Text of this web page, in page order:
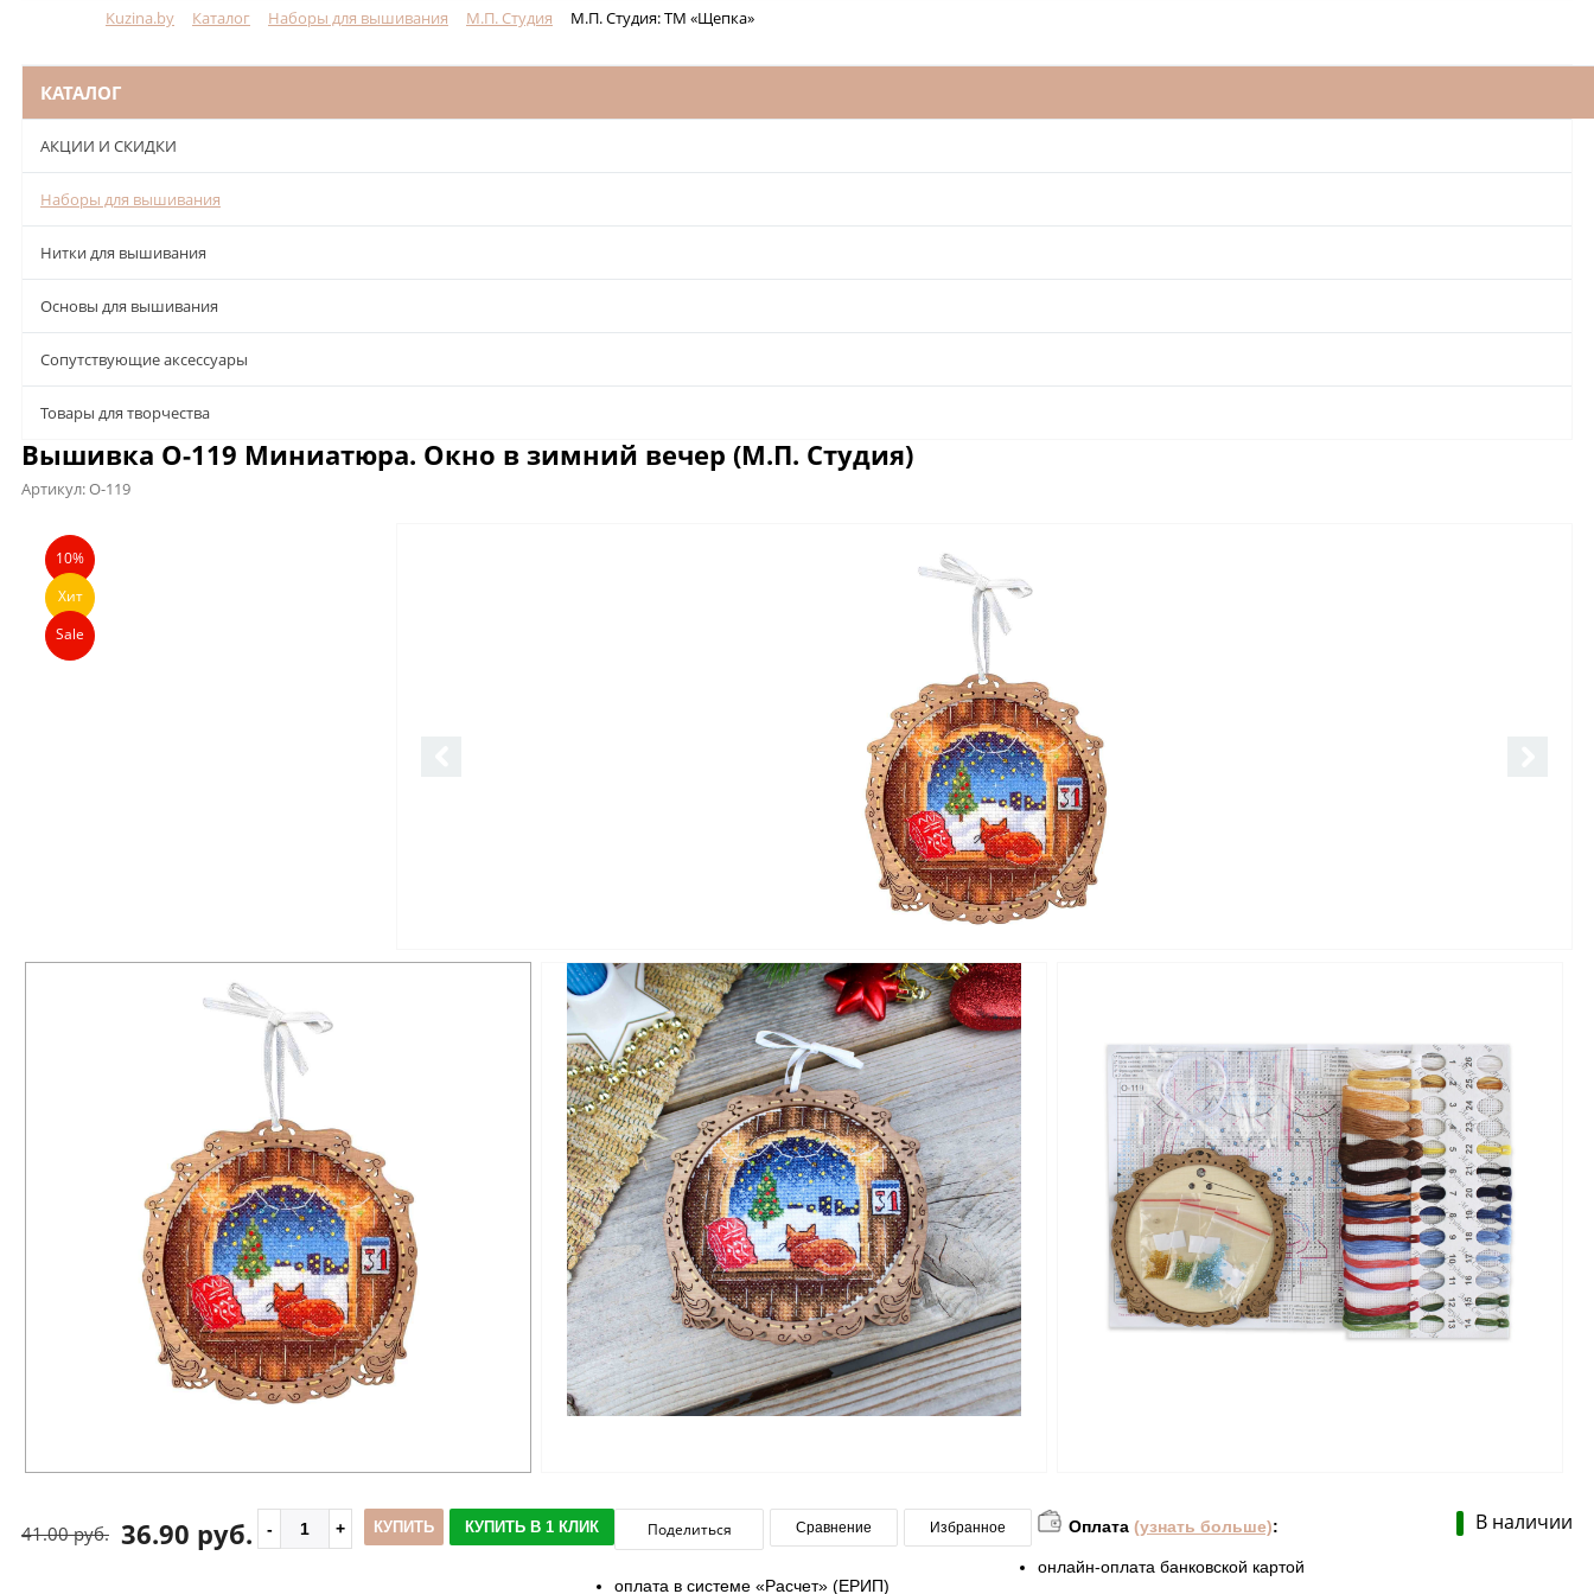
Kuzina.by Каталог Наборы для вышивания М.П. Студия М.П. Студия: ТМ «Щепка»
КАТАЛОГ
АКЦИИ И СКИДКИ
Наборы для вышивания
Нитки для вышивания
Основы для вышивания
Сопутствующие аксессуары
Товары для творчества
Вышивка О-119 Миниатюра. Окно в зимний вечер (М.П. Студия)
Артикул:О-119
Описание
10%
Хит
Sale
В наличии
36.90 руб.
41.00 руб. КУПИТЬ КУПИТЬ В 1 КЛИК Поделиться Сравнение Избранное Оплата (узнать больше):
онлайн-оплата банковской картой
оплата в системе «Расчет» (ЕРИП)